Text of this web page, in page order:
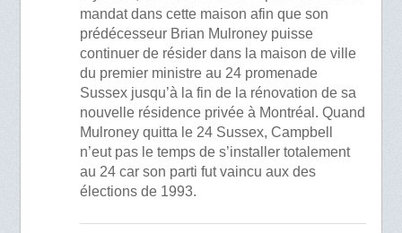
mandat dans cette maison afin que son
prédécesseur Brian Mulroney puisse
continuer de résider dans la maison de ville
du premier ministre au 24 promenade
Sussex jusqu’à la fin de la rénovation de sa
nouvelle résidence privée à Montréal. Quand
Mulroney quitta le 24 Sussex, Campbell
n’eut pas le temps de s’installer totalement
au 24 car son parti fut vaincu aux des
élections de 1993.